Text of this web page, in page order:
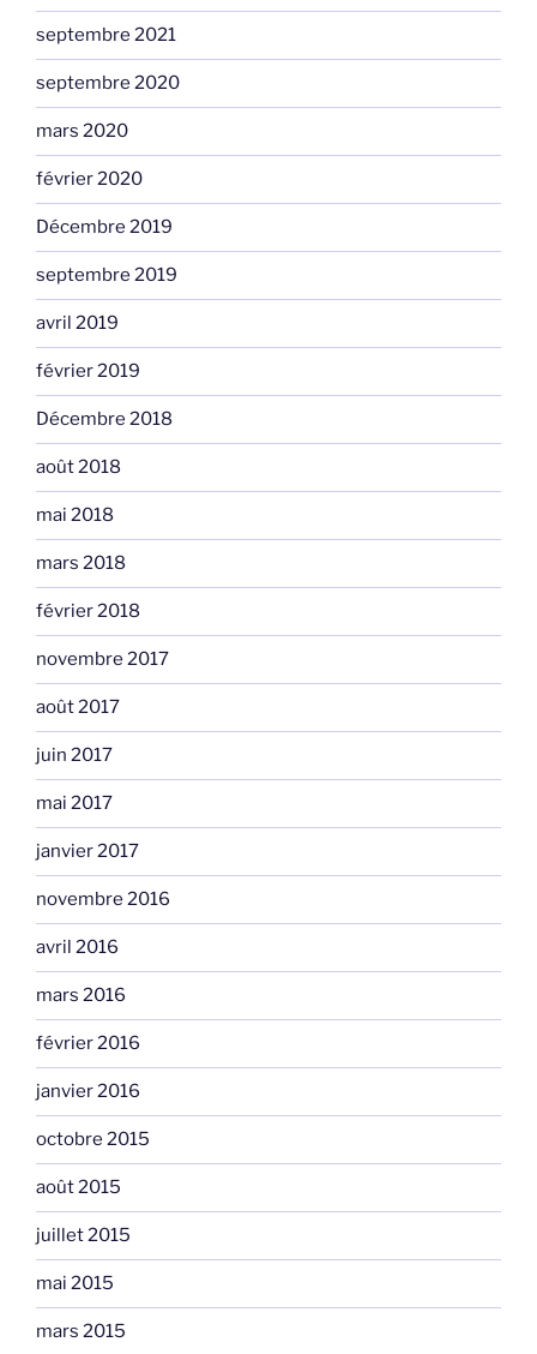
septembre 2021
septembre 2020
mars 2020
février 2020
Décembre 2019
septembre 2019
avril 2019
février 2019
Décembre 2018
août 2018
mai 2018
mars 2018
février 2018
novembre 2017
août 2017
juin 2017
mai 2017
janvier 2017
novembre 2016
avril 2016
mars 2016
février 2016
janvier 2016
octobre 2015
août 2015
juillet 2015
mai 2015
mars 2015